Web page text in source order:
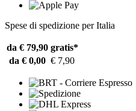
Spese di spedizione per Italia
da € 79,90 gratis*
da € 0,00 € 7,90